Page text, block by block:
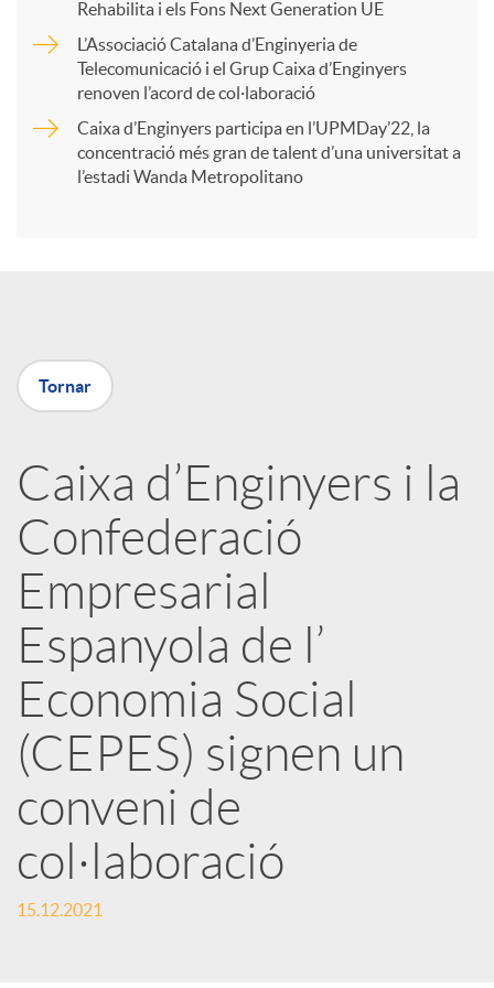
X
a
r
x
e
s
S
o
c
Rehabilita i els Fons Next Generation UE
L’Associació Catalana d’Enginyeria de
Telecomunicació i el Grup Caixa d’Enginyers
renoven l’acord de col·laboració
Caixa d’Enginyers participa en l’UPMDay’22, la
concentració més gran de talent d’una universitat a
l’estadi Wanda Metropolitano
Tornar
Caixa d’Enginyers i la
Confederació
Empresarial
Espanyola de l’
Economia Social
(CEPES) signen un
conveni de
col·laboració
15.12.2021